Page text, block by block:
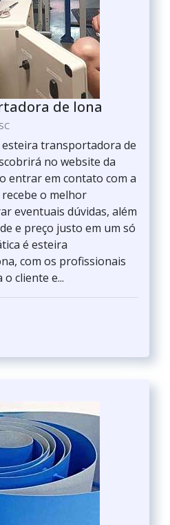
de lona
transportadora de
no website da
entrar em contato com a
o melhor
eventuais dúvidas, além
e preço justo em um só
é esteira
com os profissionais
cliente e...